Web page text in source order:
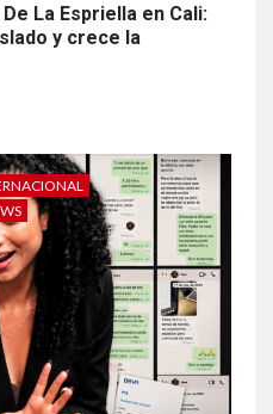
La Espriella en Cali:
y crece la